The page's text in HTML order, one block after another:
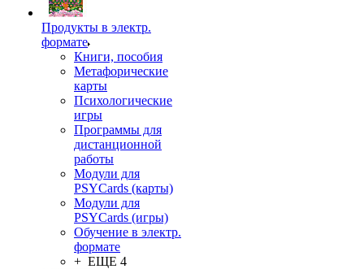
Продукты в электр.
формате
Книги, пособия
Метафорические
карты
Психологические
игры
Программы для
дистанционной
работы
Модули для
PSYCards (карты)
Модули для
PSYCards (игры)
Обучение в электр.
формате
+ ЕЩЕ 4